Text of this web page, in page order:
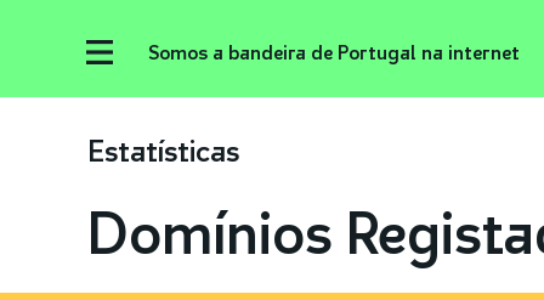
Somos a bandeira de Portugal na internet
Estatísticas
Domínios